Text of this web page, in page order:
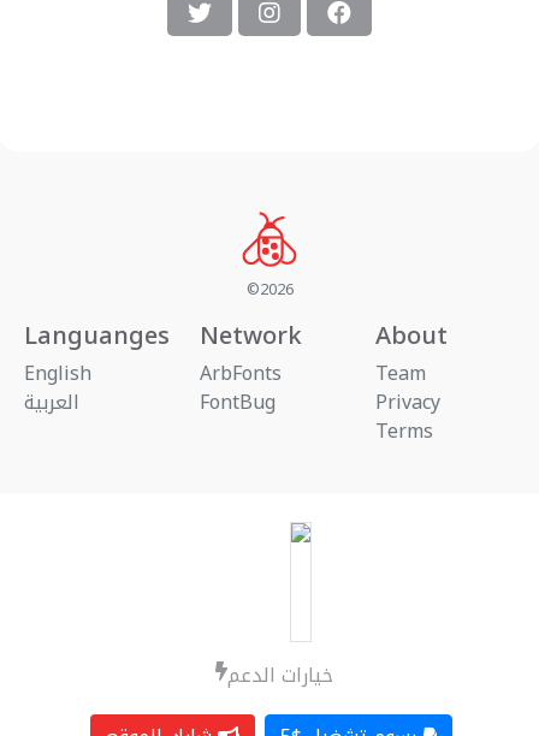
خيارات الدعم
©2026
Languanges
English
العربية
Network
ArbFonts
FontBug
About
Team
Privacy
Terms